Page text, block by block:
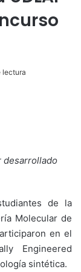
lectura
desarrollado
de la
Molecular de
en el
Engineered
sintética.